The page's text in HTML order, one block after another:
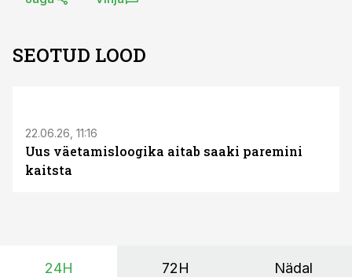
SEOTUD LOOD
22.06.26, 11:16
Uus väetamisloogika aitab saaki paremini
kaitsta
24H 72H Nädal